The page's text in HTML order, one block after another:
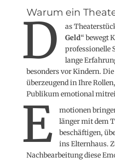
Warum ein
D as
Geld“ bewegt
professionelle
lange
besonders vor Kindern.
überzeugend in Ihre
Publikum emotional
E
motionen
länger mit dem
beschäftigen,
ins Elternhaus.
Nachbearbeitung diese